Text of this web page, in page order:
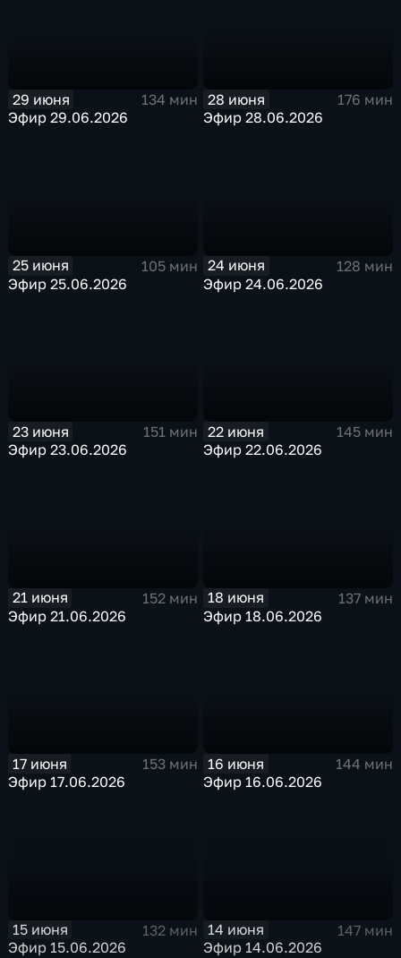
29 июня
134 мин
Эфир 29.06.2026
28 июня
176 мин
Эфир 28.06.2026
25 июня
105 мин
Эфир 25.06.2026
24 июня
128 мин
Эфир 24.06.2026
23 июня
151 мин
Эфир 23.06.2026
22 июня
145 мин
Эфир 22.06.2026
21 июня
152 мин
Эфир 21.06.2026
18 июня
137 мин
Эфир 18.06.2026
17 июня
153 мин
Эфир 17.06.2026
16 июня
144 мин
Эфир 16.06.2026
15 июня
132 мин
Эфир 15.06.2026
14 июня
147 мин
Эфир 14.06.2026